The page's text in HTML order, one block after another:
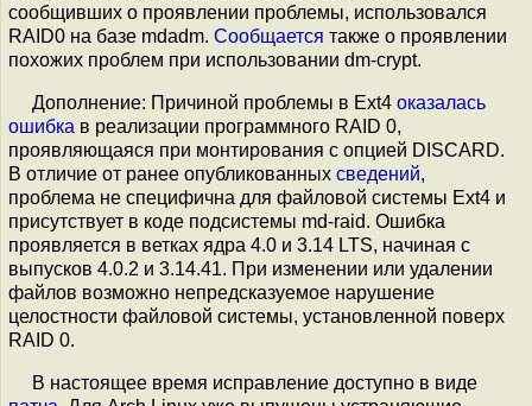
сообщивших о проявлении проблемы, использовался
RAID0 на базе mdadm. Сообщается также о проявлении
похожих проблем при использовании dm-crypt.
Дополнение: Причиной проблемы в Ext4 оказалась
ошибка в реализации программного RAID 0,
проявляющаяся при монтирования с опцией DISCARD.
В отличие от ранее опубликованных сведений,
проблема не специфична для файловой системы Ext4 и
присутствует в коде подсистемы md-raid. Ошибка
проявляется в ветках ядра 4.0 и 3.14 LTS, начиная с
выпусков 4.0.2 и 3.14.41. При изменении или удалении
файлов возможно непредсказуемое нарушение
целостности файловой системы, установленной поверх
RAID 0.
В настоящее время исправление доступно в виде